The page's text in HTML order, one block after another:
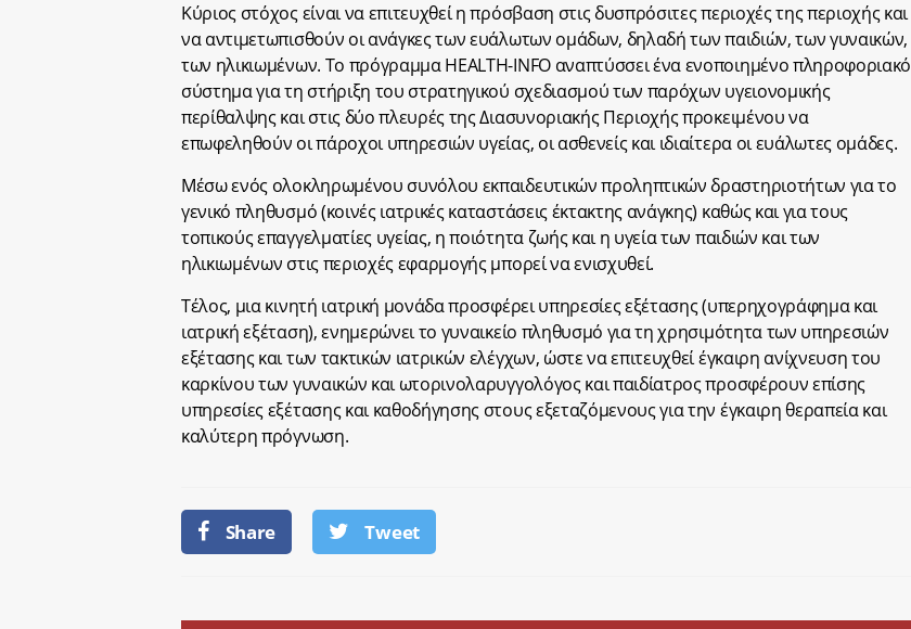
Κύριος στόχος είναι να επιτευχθεί η πρόσβαση στις δυσπρόσιτες περιοχές της περιοχής και
να αντιμετωπισθούν οι ανάγκες των ευάλωτων ομάδων, δηλαδή των παιδιών, των γυναικών,
των ηλικιωμένων. Το πρόγραμμα HEALTH-INFO αναπτύσσει ένα ενοποιημένο πληροφοριακό
σύστημα για τη στήριξη του στρατηγικού σχεδιασμού των παρόχων υγειονομικής
περίθαλψης και στις δύο πλευρές της Διασυνοριακής Περιοχής προκειμένου να
επωφεληθούν οι πάροχοι υπηρεσιών υγείας, οι ασθενείς και ιδιαίτερα οι ευάλωτες ομάδες.
Μέσω ενός ολοκληρωμένου συνόλου εκπαιδευτικών προληπτικών δραστηριοτήτων για το
γενικό πληθυσμό (κοινές ιατρικές καταστάσεις έκτακτης ανάγκης) καθώς και για τους
τοπικούς επαγγελματίες υγείας, η ποιότητα ζωής και η υγεία των παιδιών και των
ηλικιωμένων στις περιοχές εφαρμογής μπορεί να ενισχυθεί.
Τέλος, μια κινητή ιατρική μονάδα προσφέρει υπηρεσίες εξέτασης (υπερηχογράφημα και
ιατρική εξέταση), ενημερώνει το γυναικείο πληθυσμό για τη χρησιμότητα των υπηρεσιών
εξέτασης και των τακτικών ιατρικών ελέγχων, ώστε να επιτευχθεί έγκαιρη ανίχνευση του
καρκίνου των γυναικών και ωτορινολαρυγγολόγος και παιδίατρος προσφέρουν επίσης
υπηρεσίες εξέτασης και καθοδήγησης στους εξεταζόμενους για την έγκαιρη θεραπεία και
καλύτερη πρόγνωση.
Share Tweet